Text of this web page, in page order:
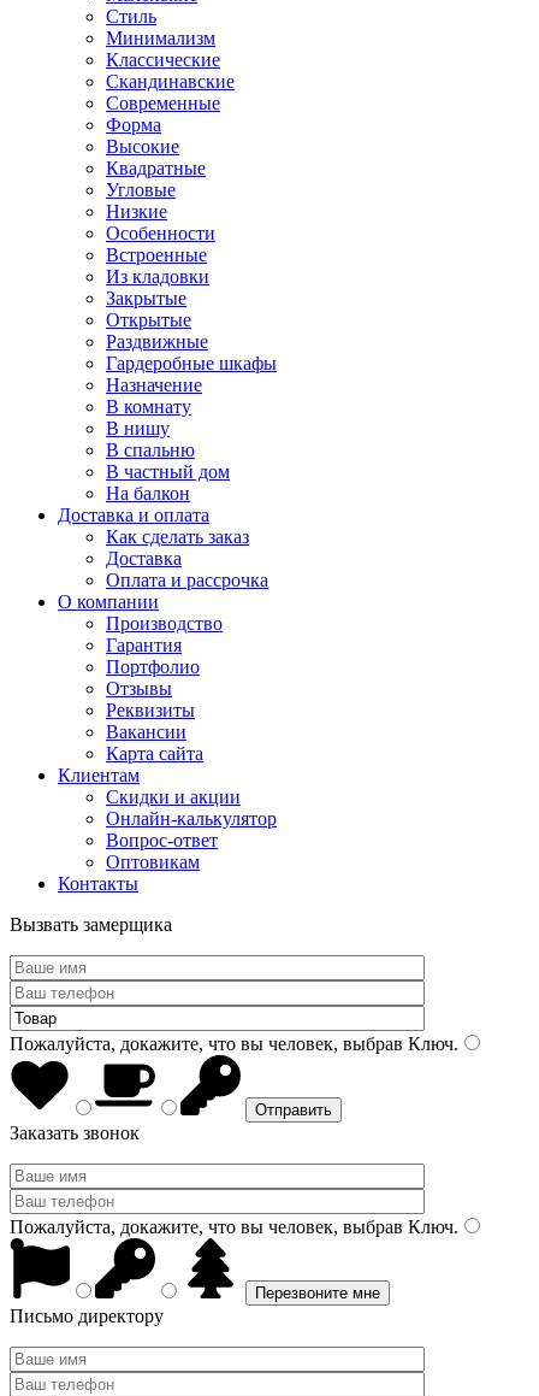
Стиль
Минимализм
Классические
Скандинавские
Современные
Форма
Высокие
Квадратные
Угловые
Низкие
Особенности
Встроенные
Из кладовки
Закрытые
Открытые
Раздвижные
Гардеробные шкафы
Назначение
В комнату
В нишу
В спальню
В частный дом
На балкон
Доставка и оплата
Как сделать заказ
Доставка
Оплата и рассрочка
О компании
Производство
Гарантия
Портфолио
Отзывы
Реквизиты
Вакансии
Карта сайта
Клиентам
Скидки и акции
Онлайн-калькулятор
Вопрос-ответ
Оптовикам
Контакты
Вызвать замерщика
Пожалуйста, докажите, что вы человек, выбрав Ключ.
Заказать звонок
Пожалуйста, докажите, что вы человек, выбрав Ключ.
Письмо директору